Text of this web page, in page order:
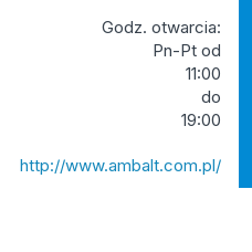
Godz. otwarcia:
Pn-Pt od
11:00
do
19:00
http://www.ambalt.com.pl/